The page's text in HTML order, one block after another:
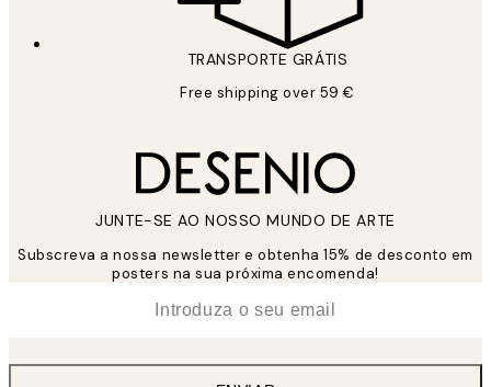
TRANSPORTE GRÁTIS
Free shipping over 59 €
JUNTE-SE AO NOSSO MUNDO DE ARTE
Subscreva a nossa newsletter e obtenha 15% de desconto em
posters na sua próxima encomenda!